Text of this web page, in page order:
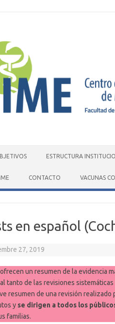
ESTRUCTURA
CONTACTO VACUNAS
en español
27, 2019
un resumen de la evidencia
tanto de las revisiones
resumen de una revisión
y se dirigen a todos los
familias.